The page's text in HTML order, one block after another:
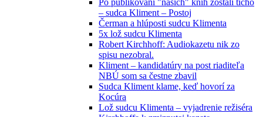
– sudca Kliment – Postoj
Čerman a hlúposti sudcu Klimenta
5x lož sudcu Klimenta
Robert Kirchhoff: Audiokazetu nik zo
spisu nezobral.
Kliment – kandidatúry na post riaditeľa
NBÚ som sa čestne zbavil
Sudca Kliment klame, keď hovorí za
Kocúra
Lož sudcu Klimenta – vyjadrenie režiséra